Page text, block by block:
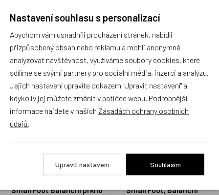
Recenze
Produkt zatím nemá žádné hodnocení, buďte první, kdo
produkt ohodnotí!
Přidat hodnocení
Zboží se stejným motivem
Small Foot Balanční prkno
Small Foot, Balanční
Nastavení souhlasu s personalizací
Abychom vám usnadnili procházení stránek, nabídli
přizpůsobený obsah nebo reklamu a mohli anonymně
analyzovat návštěvnost, využíváme soubory cookies, které
sdílíme se svými partnery pro sociální média, inzerci a analýzu.
Jejich nastavení upravíte odkazem "Upravit nastavení" a
kdykoliv jej můžete změnit v patičce webu. Podrobnější
informace najdete v našich Zásadách ochrany osobních
údajů
Upravit nastavení Souhlasím